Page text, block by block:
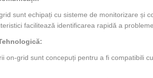
sunt echipați cu sisteme de monitorizare și
facilitează identificarea rapidă a
on-grid sunt concepuți pentru a fi compatibili